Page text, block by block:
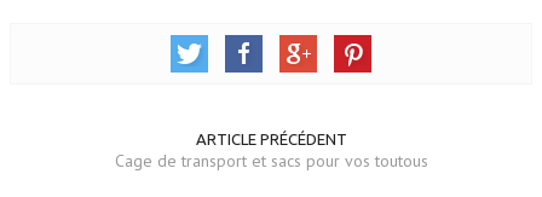
ARTICLE PRÉCÉDENT
Cage de transport et sacs pour vos toutous